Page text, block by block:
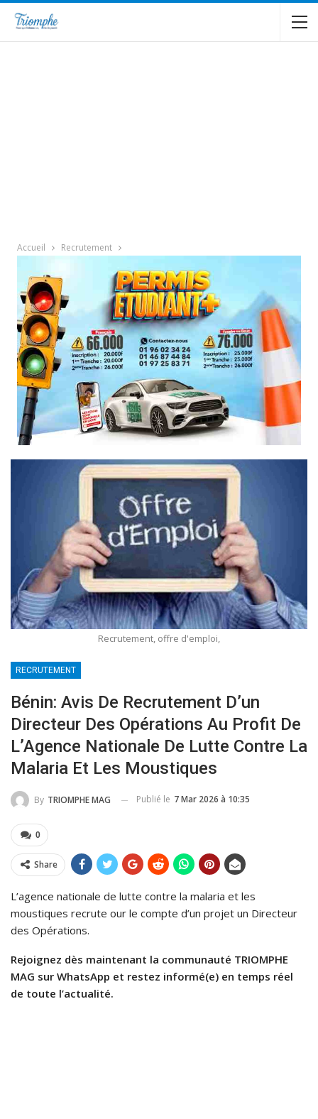
Accueil Recrutement
Recrutement, offre d'emploi,
RECRUTEMENT
Bénin: Avis De Recrutement D’un
Directeur Des Opérations Au Profit De
L’Agence Nationale De Lutte Contre La
Malaria Et Les Moustiques
By TRIOMPHE MAG Publié le 7 Mar 2026 à 10:35
0
Share
L’agence nationale de lutte contre la malaria et les
moustiques recrute our le compte d’un projet un Directeur
des Opérations.
Rejoignez dès maintenant la communauté TRIOMPHE
MAG sur WhatsApp et restez informé(e) en temps réel
de toute l’actualité.